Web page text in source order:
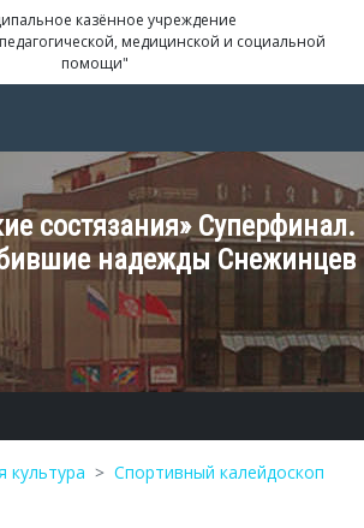
казённое учреждение
медицинской и социальной
помощи"
состязания» Суперфинал.
надежды Снежинцев
культура Спортивный калейдоскоп